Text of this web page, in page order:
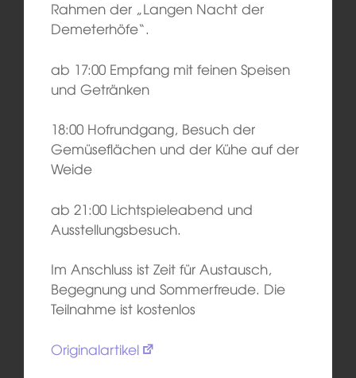
Rahmen der „Langen Nacht der
Demeterhöfe“.
ab 17:00 Empfang mit feinen Speisen
und Getränken
18:00 Hofrundgang, Besuch der
Gemüseflächen und der Kühe auf der
Weide
ab 21:00 Lichtspieleabend und
Ausstellungsbesuch.
Im Anschluss ist Zeit für Austausch,
Begegnung und Sommerfreude. Die
Teilnahme ist kostenlos
Originalartikel